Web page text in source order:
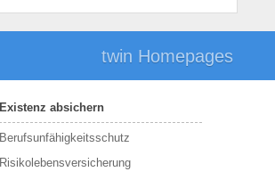
twin Homepages
Existenz absichern
Berufsunfähigkeitsschutz
Risikolebensversicherung